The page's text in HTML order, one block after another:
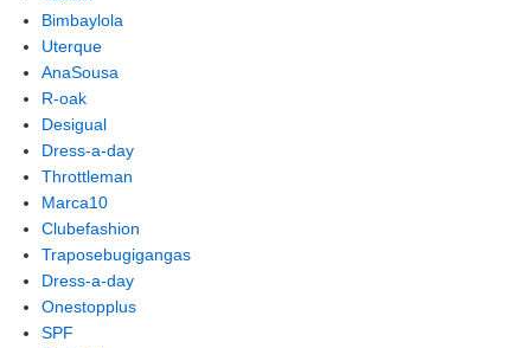
Bimbaylola
Uterque
AnaSousa
R-oak
Desigual
Dress-a-day
Throttleman
Marca10
Clubefashion
Traposebugigangas
Dress-a-day
Onestopplus
SPF